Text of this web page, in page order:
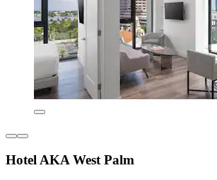
Hotel AKA West Palm